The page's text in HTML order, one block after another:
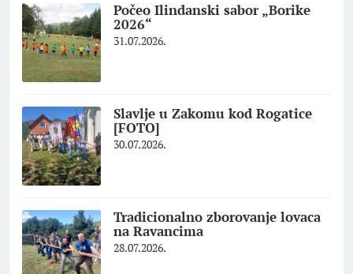
Počeo Ilindanski sabor „Borike
2026“
31.07.2026.
Slavlje u Zakomu kod Rogatice
[FOTO]
30.07.2026.
Tradicionalno zborovanje lovaca
na Ravancima
28.07.2026.